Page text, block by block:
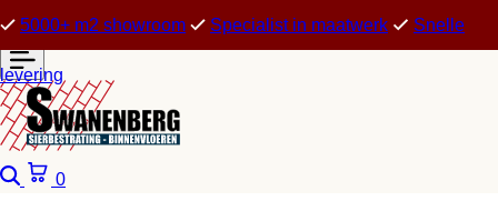
5000+ m2 showroom Specialist in maatwerk Snelle
levering
Zoeken
0